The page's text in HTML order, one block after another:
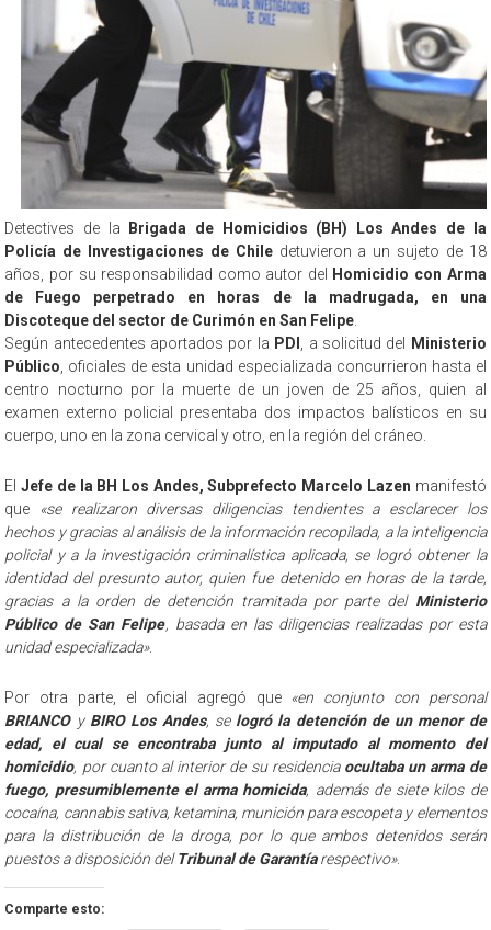
Detectives de la
Brigada de Homicidios (BH) Los Andes de la
Policía de Investigaciones de Chiledetuvieron a un sujeto de 18
años, por su responsabilidad como autor del
Homicidio con Arma
de Fuego perpetrado en horas de la madrugada, en una
Discoteque del sector de Curimón en San Felipe
Según antecedentes aportados por la PDI , a solicitud del
Ministerio
Público , oficiales de esta unidad especializada concurrieron hasta el
centro nocturno por la muerte de un joven de 25 años, quien al
examen externo policial presentaba dos impactos balísticos en su
cuerpo, uno en la zona cervical y otro, en la región del cráneo.
ElJefe de la BH Los Andes, Subprefecto Marcelo Lazen manifestó
que «se realizaron diversas diligencias tendientes a esclarecer los
hechos y gracias al análisis de la información recopilada, a la inteligencia
policial y a la investigación criminalística aplicada, se logró obtener la
identidad del presunto autor, quien fue detenido en horas de la tarde,
gracias a la orden de detención tramitada por parte del Ministerio
Público de San Felipe, basada en las diligencias realizadas por esta
unidad especializada».
Por otra parte, el oficial agregó que «en conjunto con personal
BRIANCOy BIRO Los Andes, se logró la detención de un menor de
edad, el cual se encontraba junto al imputado al momento del
homicidio, por cuanto al interior de su residencia ocultaba un arma de
fuego, presumiblemente el arma homicida, además de siete kilos de
cocaína, cannabis sativa, ketamina, munición para escopeta y elementos
para la distribución de la droga, por lo que ambos detenidos serán
puestos a disposición delTribunal de Garantíarespectivo».
Comparte esto: